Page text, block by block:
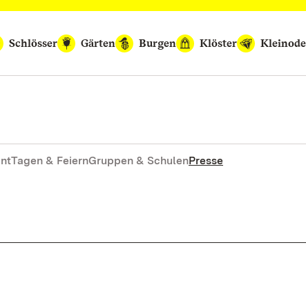
Schlösser
Gärten Burgen Klöster Kleinode
Tagen & FeiernGruppen & SchulenPresse